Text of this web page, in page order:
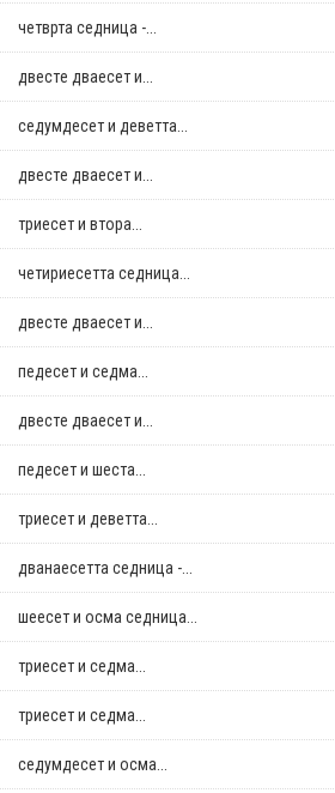
четврта седница -...
двестe дваесет и...
седумдесет и деветта...
двестe дваесет и...
триесет и втора...
четириесетта седница...
двестe дваесет и...
педесет и седма...
двестe дваесет и...
педесет и шеста...
триесет и деветта...
дванаесетта седница -...
шеесет и осма седница...
триесет и седма...
триесет и седма...
седумдесет и осма...